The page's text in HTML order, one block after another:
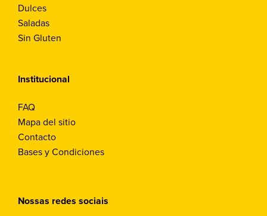
Dulces
Saladas
Sin Gluten
Institucional
FAQ
Mapa del sitio
Contacto
Bases y Condiciones
Nossas redes sociais